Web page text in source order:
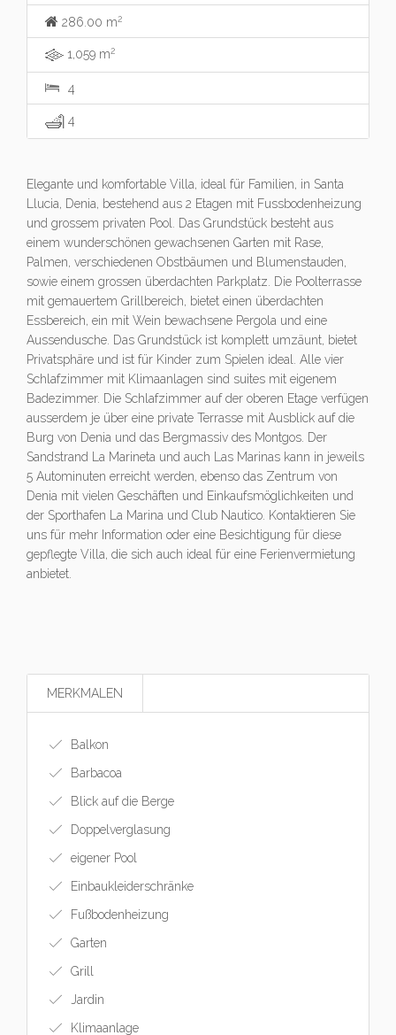
286.00 m2
1,059 m2
4
4
Elegante und komfortable Villa, ideal für Familien, in Santa
Llucia, Denia, bestehend aus 2 Etagen mit Fussbodenheizung
und grossem privaten Pool. Das Grundstück besteht aus
einem wunderschönen gewachsenen Garten mit Rase,
Palmen, verschiedenen Obstbäumen und Blumenstauden,
sowie einem grossen überdachten Parkplatz. Die Poolterrasse
mit gemauertem Grillbereich, bietet einen überdachten
Essbereich, ein mit Wein bewachsene Pergola und eine
Aussendusche. Das Grundstück ist komplett umzäunt, bietet
Privatsphäre und ist für Kinder zum Spielen ideal. Alle vier
Schlafzimmer mit Klimaanlagen sind suites mit eigenem
Badezimmer. Die Schlafzimmer auf der oberen Etage verfügen
ausserdem je über eine private Terrasse mit Ausblick auf die
Burg von Denia und das Bergmassiv des Montgos. Der
Sandstrand La Marineta und auch Las Marinas kann in jeweils
5 Autominuten erreicht werden, ebenso das Zentrum von
Denia mit vielen Geschäften und Einkaufsmöglichkeiten und
der Sporthafen La Marina und Club Nautico. Kontaktieren Sie
uns für mehr Information oder eine Besichtigung für diese
gepflegte Villa, die sich auch ideal für eine Ferienvermietung
anbietet.
MERKMALEN
Balkon
Barbacoa
Blick auf die Berge
Doppelverglasung
eigener Pool
Einbaukleiderschränke
Fußbodenheizung
Garten
Grill
Jardin
Klimaanlage